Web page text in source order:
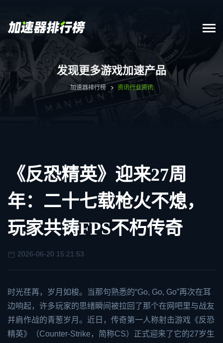
发现更多游戏加速产品
加速器排行榜 资讯行业资讯
《反恐精英》迎来27周
年：二十七载枪火不熄，
玩家共铸FPS不朽传奇
2026-06-20 15:21:53
时光荏苒，岁月如梭。当那句熟悉的“Go, Go, Go”再次在耳
边响起，许多玩家的思绪瞬间被拉回了那个在网吧里与战友
并肩作战的青葱岁月。近日，传奇第一人称射击游戏《反恐
精英》（Counter-Strike，简称CS）正式迎来了它的27岁生